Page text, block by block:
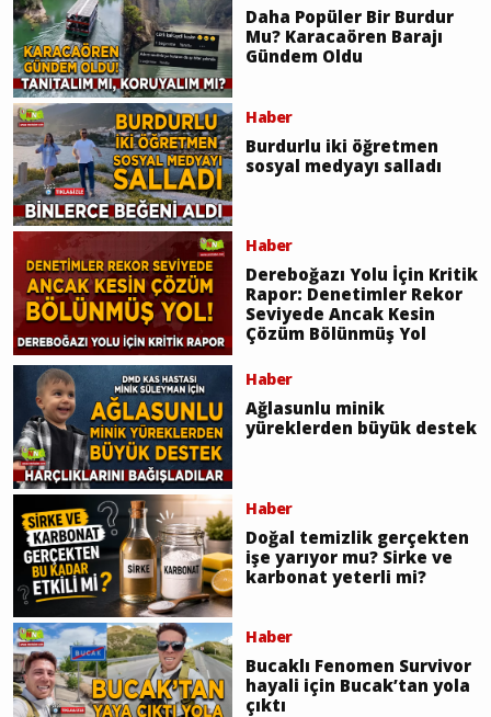
Daha Popüler Bir Burdur
Mu? Karacaören Barajı
Gündem Oldu
Haber
Burdurlu iki öğretmen
sosyal medyayı salladı
Haber
Dereboğazı Yolu İçin Kritik
Rapor: Denetimler Rekor
Seviyede Ancak Kesin
Çözüm Bölünmüş Yol
Haber
Ağlasunlu minik
yüreklerden büyük destek
Haber
Doğal temizlik gerçekten
işe yarıyor mu? Sirke ve
karbonat yeterli mi?
Haber
Bucaklı Fenomen Survivor
hayali için Bucak’tan yola
çıktı